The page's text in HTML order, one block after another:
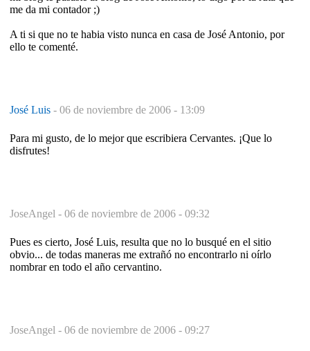
me da mi contador ;)
A ti si que no te habia visto nunca en casa de José Antonio, por
ello te comenté.
José Luis - 06 de noviembre de 2006 - 13:09
Para mi gusto, de lo mejor que escribiera Cervantes. ¡Que lo
disfrutes!
JoseAngel - 06 de noviembre de 2006 - 09:32
Pues es cierto, José Luis, resulta que no lo busqué en el sitio
obvio... de todas maneras me extrañó no encontrarlo ni oírlo
nombrar en todo el año cervantino.
JoseAngel - 06 de noviembre de 2006 - 09:27